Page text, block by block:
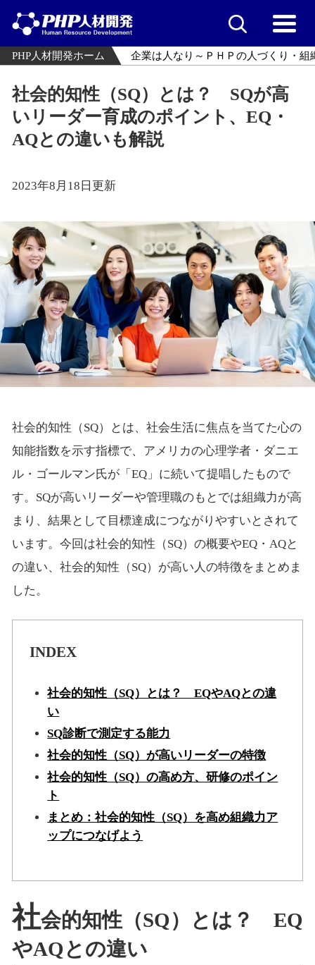
PHP人材開発ホーム 企業は人なり～ＰＨＰの人づくり・組
社会的知性（SQ）とは？ SQが高
いリーダー育成のポイント、EQ・
AQとの違いも解説
2023年8月18日更新
社会的知性（SQ）とは、社会生活に焦点を当てた心の
知能指数を示す指標で、アメリカの心理学者・ダニエ
ル・ゴールマン氏が「EQ」に続いて提唱したもので
す。SQが高いリーダーや管理職のもとでは組織力が高
まり、結果として目標達成につながりやすいとされて
います。今回は社会的知性（SQ）の概要やEQ・AQと
の違い、社会的知性（SQ）が高い人の特徴をまとめま
した。
INDEX
社会的知性（SQ）とは？ EQやAQとの違
い
SQ診断で測定する能力
社会的知性（SQ）が高いリーダーの特徴
社会的知性（SQ）の高め方、研修のポイン
ト
まとめ：社会的知性（SQ）を高め組織力ア
ップにつなげよう
社会的知性（SQ）とは？ EQ
やAQとの違い